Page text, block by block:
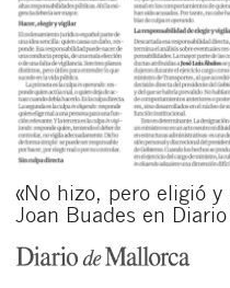
«No hizo, pero eligió
Joan Buades en